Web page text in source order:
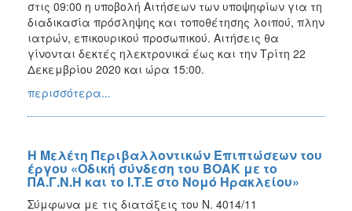
στις 09:00 η υποβολή Αιτήσεων των υποψηφίων για τη
διαδικασία πρόσληψης και τοποθέτησης λοιπού, πλην
ιατρών, επικουρικού προσωπικού. Αιτήσεις θα
γίνονται δεκτές ηλεκτρονικά έως και την Τρίτη 22
Δεκεμβρίου 2020 και ώρα 15:00.
περισσότερα...
Η Μελέτη Περιβαλλοντικών Επιπτώσεων του
έργου «Οδική σύνδεση του ΒΟΑΚ με το
ΠΑ.Γ.Ν.Η και το Ι.Τ.Ε στο Νομό Ηρακλείου»
Σύμφωνα με τις διατάξεις του Ν. 4014/11